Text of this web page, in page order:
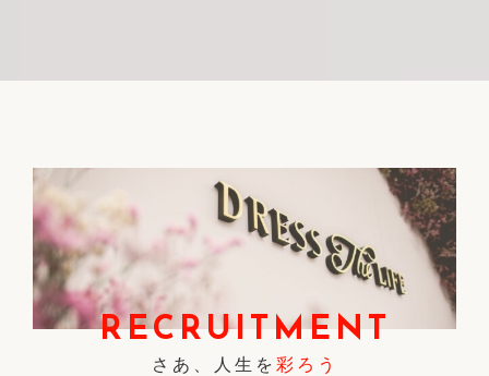
RECRUITMENT
さあ、人生を 彩ろう